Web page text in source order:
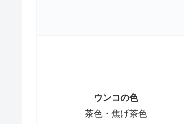
ウンコの色
茶色・焦げ茶色